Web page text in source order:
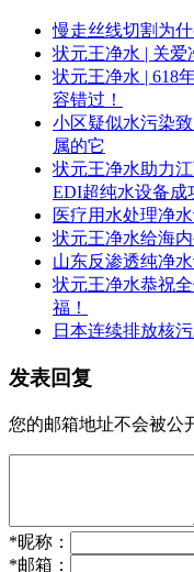
慢走丝线切割为
状元王净水 | 关
状元王净水 | 618
容错过！
小区疑似水污染
属的它
状元王净水助力
EDI超纯水设备成
医疗用水处理净
状元王净水给海
山东反渗透纯净
状元王净水恭祝
福！
日本连续排放核
发表回复
您的邮箱地址不会被公
*昵称：
*邮箱：